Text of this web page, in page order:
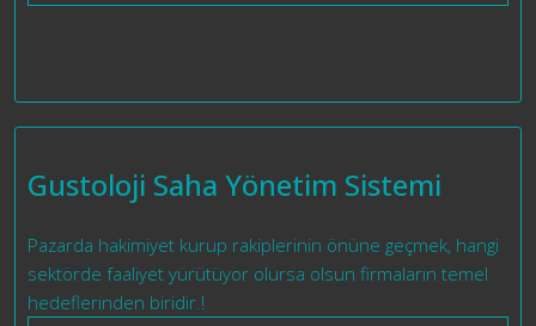
Gustoloji Saha Yönetim Sistemi
Pazarda hakimiyet kurup rakiplerinin önüne geçmek, hangi
sektörde faaliyet yürütüyor olursa olsun firmaların temel
hedeflerinden biridir.!